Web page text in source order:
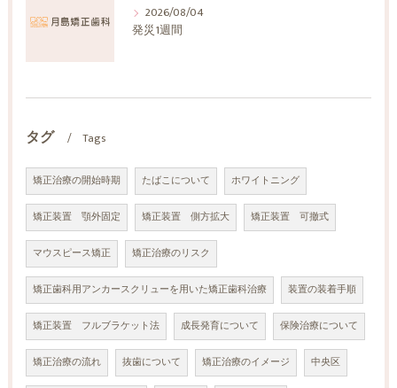
2026/08/04
発災1週間
タグ Tags
矯正治療の開始時期 たばこについて ホワイトニング
矯正装置 顎外固定 矯正装置 側方拡大 矯正装置 可撤式
マウスピース矯正 矯正治療のリスク
矯正歯科用アンカースクリューを用いた矯正歯科治療 装置の装着手順
矯正装置 フルブラケット法 成長発育について 保険治療について
矯正治療の流れ 抜歯について 矯正治療のイメージ 中央区